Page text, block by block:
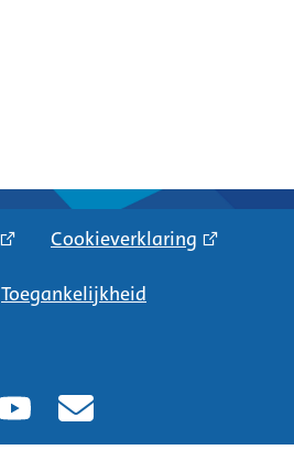
Cookieverklaring
Toegankelijkheid